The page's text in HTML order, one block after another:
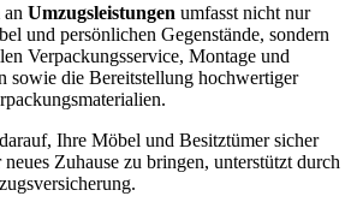
Umzugsleistungen umfasst nicht nur
und persönlichen Gegenstände, sondern
Verpackungsservice, Montage und
sowie die Bereitstellung hochwertiger
Ihre Möbel und Besitztümer sicher
Zuhause zu bringen, unterstützt durch